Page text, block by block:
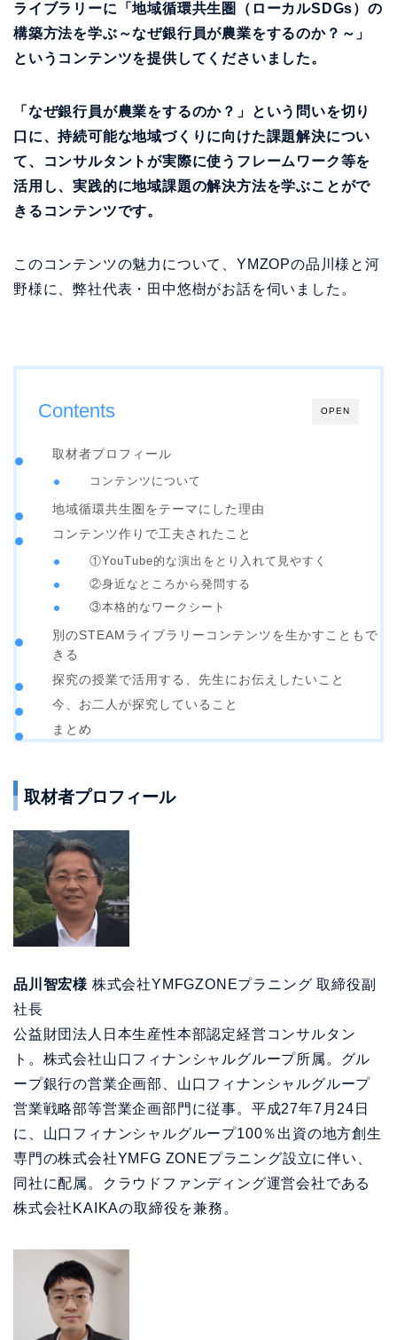
ライブラリーに「地域循環共生圏（ローカルSDGs）の
構築方法を学ぶ～なぜ銀行員が農業をするのか？～」
というコンテンツを提供してくださいました。
「なぜ銀行員が農業をするのか？」という問いを切り
口に、持続可能な地域づくりに向けた課題解決につい
て、コンサルタントが実際に使うフレームワーク等を
活用し、実践的に地域課題の解決方法を学ぶことがで
きるコンテンツです。
このコンテンツの魅力について、YMZOPの品川様と河
野様に、弊社代表・田中悠樹がお話を伺いました。
OPEN
Contents
取材者プロフィール
コンテンツについて
地域循環共生圏をテーマにした理由
コンテンツ作りで工夫されたこと
①YouTube的な演出をとり入れて見やすく
②身近なところから発問する
③本格的なワークシート
別のSTEAMライブラリーコンテンツを生かすこともで
きる
探究の授業で活用する、先生にお伝えしたいこと
今、お二人が探究していること
まとめ
取材者プロフィール
品川智宏様 株式会社YMFGZONEプラニング 取締役副
社長
公益財団法人日本生産性本部認定経営コンサルタン
ト。株式会社山口フィナンシャルグループ所属。グル
ープ銀行の営業企画部、山口フィナンシャルグループ
営業戦略部等営業企画部門に従事。平成27年7月24日
に、山口フィナンシャルグループ100％出資の地方創生
専門の株式会社YMFG ZONEプラニング設立に伴い、
同社に配属。クラウドファンディング運営会社である
株式会社KAIKAの取締役を兼務。